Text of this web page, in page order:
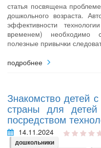
статья посвящена
дошкольного возраста.
эффективности
временем) необходимо
полезные привычки
подробнее
Знакомство детей
страны для детей
посредством
14.11.2024
дошкольники